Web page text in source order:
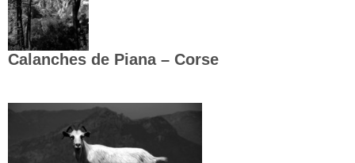
Calanches de Piana – Corse